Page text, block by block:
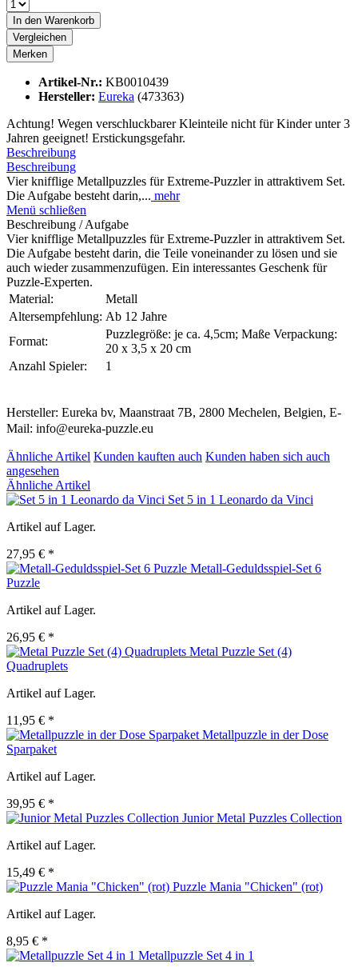
In den Warenkorb
Vergleichen
Merken
Artikel-Nr.: KB0010439
Hersteller: Eureka (473363)
Achtung! Wegen verschluckbarer Kleinteile nicht für Kinder unter 3
Jahren geeignet! Erstickungsgefahr.
Beschreibung
Beschreibung
Vier knifflige Metallpuzzles für Extreme-Puzzler in attraktivem Set.
Die Aufgabe besteht darin,... mehr
Menü schließen
Beschreibung / Aufgabe
Vier knifflige Metallpuzzles für Extreme-Puzzler in attraktivem Set.
Die Aufgabe besteht darin, die Teile voneinander zu lösen und sie
auch wieder zusammenzufügen. Ein interessantes Geschenk für
Puzzle-Experten.
Material:
Metall
Altersempfehlung: Ab 12 Jahre
Format:
Puzzlegröße: je ca. 4,5cm; Maße Verpackung:
20 x 3,5 x 20 cm
Anzahl Spieler:
1
Hersteller: Eureka bv, Maanstraat 7B, 2800 Mechelen, Belgien, E-
Mail: info@eureka-puzzle.eu
Ähnliche Artikel Kunden kauften auch Kunden haben sich auch
angesehen
Ähnliche Artikel
Set 5 in 1 Leonardo da Vinci
Artikel auf Lager.
27,95 € *
Metall-Geduldsspiel-Set 6
Puzzle
Artikel auf Lager.
26,95 € *
Metal Puzzle Set (4)
Quadruplets
Artikel auf Lager.
11,95 € *
Metallpuzzle in der Dose
Sparpaket
Artikel auf Lager.
39,95 € *
Junior Metal Puzzles Collection
Artikel auf Lager.
15,49 € *
Puzzle Mania "Chicken" (rot)
Artikel auf Lager.
8,95 € *
Metallpuzzle Set 4 in 1